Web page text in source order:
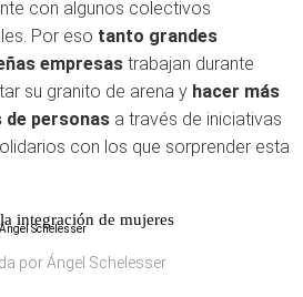
con algunos colectivos
Por eso tanto grandes
empresas trabajan durante
su granito de arena y hacer más
de personas a través de iniciativas
con los que sorprender esta
integración de mujeres
por Ángel Schelesser